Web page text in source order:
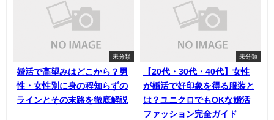
未分類
婚活で高望みはどこから？男
性・女性別に身の程知らずの
ラインとその末路を徹底解説
未分類
【20代・30代・40代】女性
が婚活で好印象を得る服装と
は？ユニクロでもOKな婚活
ファッション完全ガイド